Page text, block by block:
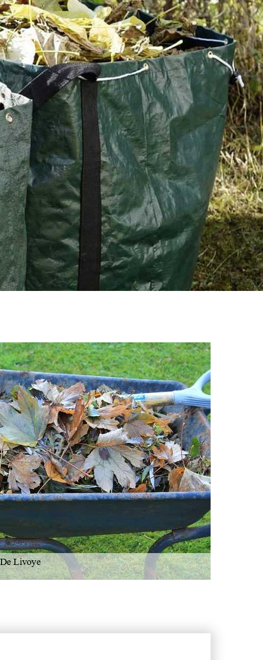
chez
effectuer
verts
50 dans le cadre
De Livoye sont
qui est réputé
se rendra
ou de haie,
à la déchetterie.
vous avez des
Pourquoi faire appel à
l’entreprise Renard 50
taille de ses haies à Notre
De Livoye ?
Entreprise spécialisée dans le domaine de l’entretien
végétaux de tous genres, Renard 50 propose des
sont les plus complets à Notre Dame De Livoye. Son
assurera la taille ou l’élagage de vos branches et
une sécurisation des lieux. Elle garantira également
de vos locaux en procédant à l’évacuation des
Ses prix sont les moins chers du marché. Pour des
informations plus détaillées, vous pouvez l’appeler
les heures de bureau.